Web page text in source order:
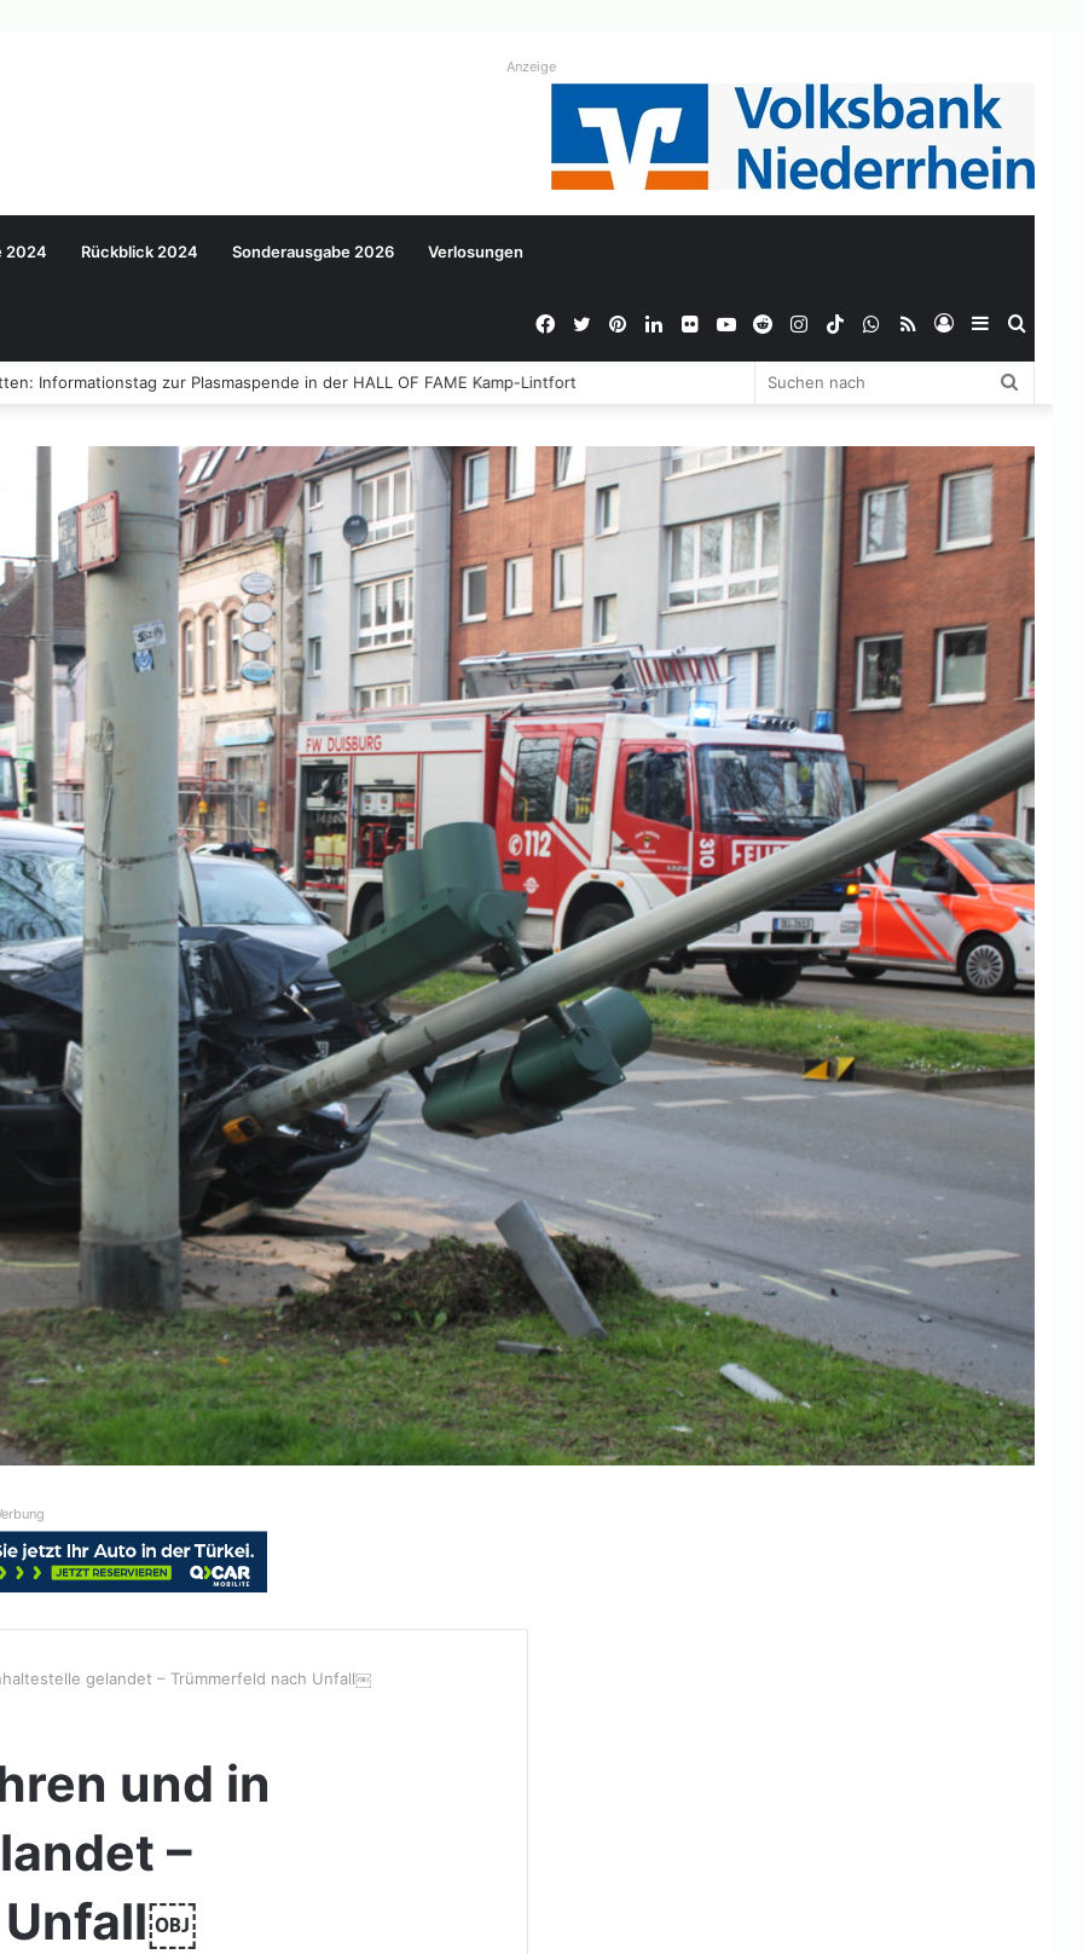
Anzeige
2024 Rückblick 2024 Sonderausgabe 2026 Verlosungen
Sidebar
Anmelden
RSS
WhatsApp
TikTok
Instagram
Reddit
YouTube
Flickr
LinkedIn
Pinterest
Twitter
Facebook
Informationstag zur Plasmaspende in der HALL OF FAME Kamp-Lintfort
gelandet – Trümmerfeld nach Unfall￼
und in
–
Unfall￼